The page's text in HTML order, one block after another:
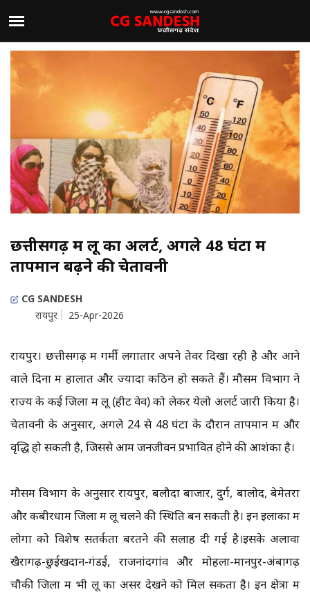
छत्तीसगढ़ में लू का अलर्ट, अगले 48 घंटों में
तापमान बढ़ने की चेतावनी
CG SANDESH
रायपुर
25-Apr-2026
रायपुर। छत्तीसगढ़ में गर्मी लगातार अपने तेवर दिखा रही है और आने
वाले दिनों में हालात और ज्यादा कठिन हो सकते हैं। मौसम विभाग ने
राज्य के कई जिलों में लू (हीट वेव) को लेकर येलो अलर्ट जारी किया है।
चेतावनी के अनुसार, अगले 24 से 48 घंटों के दौरान तापमान में और
वृद्धि हो सकती है, जिससे आम जनजीवन प्रभावित होने की आशंका है।
मौसम विभाग के अनुसार रायपुर, बलौदा बाजार, दुर्ग, बालोद, बेमेतरा
और कबीरधाम जिलों में लू चलने की स्थिति बन सकती है। इन इलाकों में
लोगों को विशेष सतर्कता बरतने की सलाह दी गई है।इसके अलावा
खैरागढ़-छुईखदान-गंडई, राजनांदगांव और मोहला-मानपुर-अंबागढ़
चौकी जिलों में भी लू का असर देखने को मिल सकता है। इन क्षेत्रों में